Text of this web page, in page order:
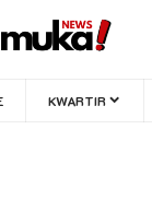
KWARTIR